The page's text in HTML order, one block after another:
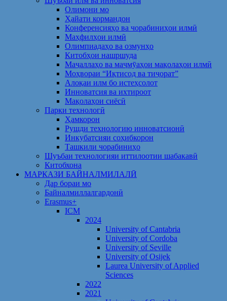
Олимони мо
Ҳайати кормандон
Конференсияҳо ва чорабиниҳои илмӣ
Маҳфилҳои илмӣ
Олимпиадаҳо ва озмунҳо
Китобҳои нашршуда
Маҷаллаҳо ва маҷмӯаҳои мақолаҳои илмӣ
Моҳвораи “Иқтисод ва тиҷорат”
Алоқаи илм бо истеҳсолот
Инноватсия ва ихтироот
Мақолаҳои сиёсӣ
Парки технологӣ
Ҳамкорон
Рушди технологию инноватсионӣ
Инкубатсияи соҳибкорон
Ташкили чорабиниҳо
Шуъбаи технологияи иттилоотии шабакавӣ
Китобхона
МАРКАЗИ БАЙНАЛМИЛАЛӢ
Дар бораи мо
Байналмиллалгардонӣ
Erasmus+
ICM
2024
University of Cantabria
University of Cordoba
University of Seville
University of Osijek
Laurea University of Applied
Sciences
2022
2021